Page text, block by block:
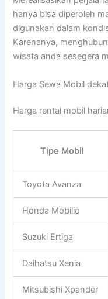
hanya bisa diperoleh
digunakan dalam
Karenanya,
wisata anda sesegera
Harga Sewa Mobil
Harga rental mobil
Tipe Mobil
Toyota Avanza
Honda Mobilio
Suzuki Ertiga
Daihatsu Xenia
Mitsubishi Xpander